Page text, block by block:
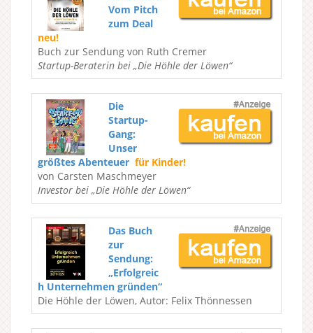
Vom Pitch
zum Deal
neu!
Buch zur Sendung von Ruth Cremer
Startup-Beraterin bei „Die Höhle der Löwen“
Die
Startup-
Gang:
Unser
größtes Abenteuer für Kinder!
von Carsten Maschmeyer
Investor bei „Die Höhle der Löwen“
Das Buch
zur
Sendung:
„Erfolgreic
h Unternehmen gründen“
Die Höhle der Löwen, Autor: Felix Thönnessen